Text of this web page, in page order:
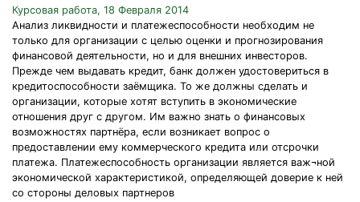
Курсовая работа, 18 Февраля 2014
Анализ ликвидности и платежеспособности необходим не
только для организации с целью оценки и прогнозирования
финансовой деятельности, но и для внешних инвесторов.
Прежде чем выдавать кредит, банк должен удостовериться в
кредитоспособности заёмщика. То же должны сделать и
организации, которые хотят вступить в экономические
отношения друг с другом. Им важно знать о финансовых
возможностях партнёра, если возникает вопрос о
предоставлении ему коммерческого кредита или отсрочки
платежа. Платежеспособность организации является важ¬ной
экономической характеристикой, определяющей доверие к ней
со стороны деловых партнеров